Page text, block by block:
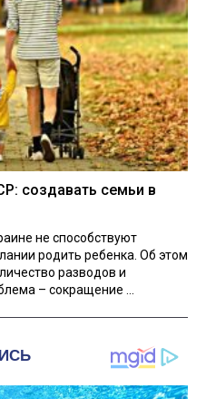
создавать семьи в
не способствуют
родить ребенка. Об этом
разводов и
– сокращение ...